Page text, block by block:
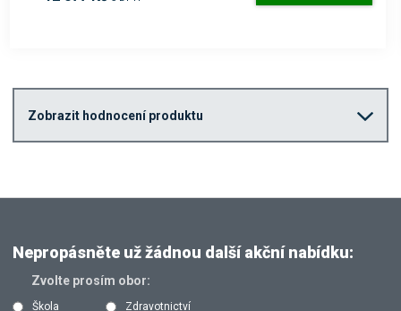
Zobrazit hodnocení produktu
Nepropásněte už žádnou další akční nabídku:
Zvolte prosím obor:
Škola
Zdravotnictví